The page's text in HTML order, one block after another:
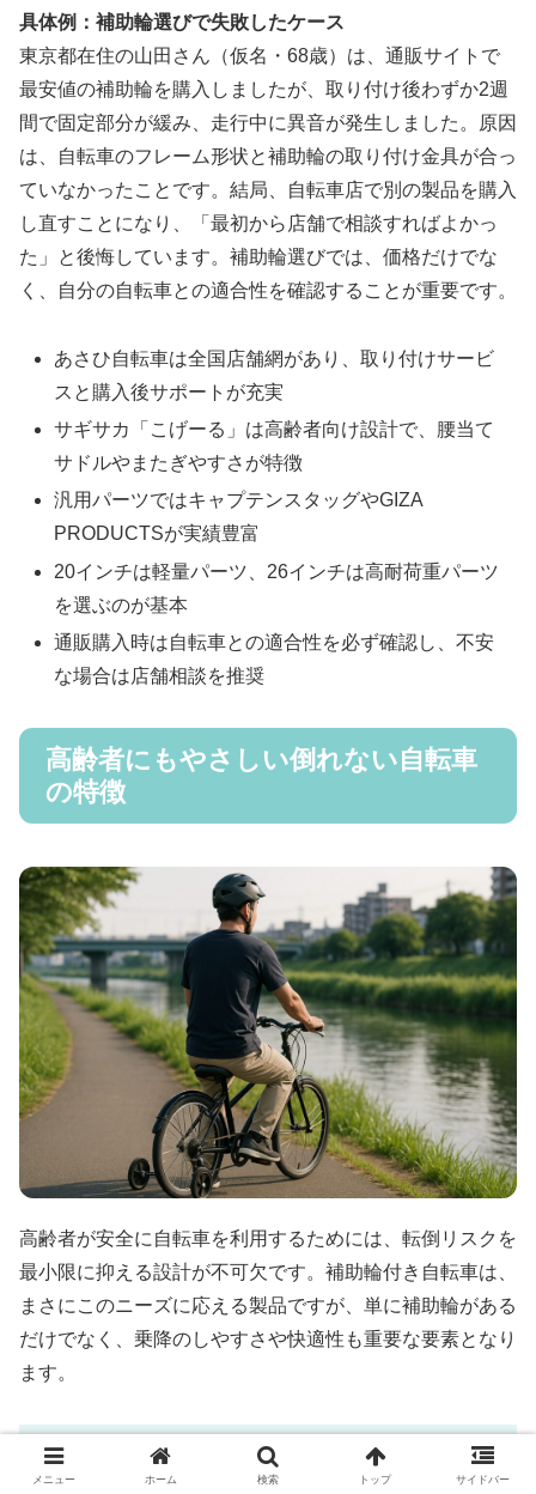
具体例：補助輪選びで失敗したケース
東京都在住の山田さん（仮名・68歳）は、通販サイトで
最安値の補助輪を購入しましたが、取り付け後わずか2週
間で固定部分が緩み、走行中に異音が発生しました。原因
は、自転車のフレーム形状と補助輪の取り付け金具が合っ
ていなかったことです。結局、自転車店で別の製品を購入
し直すことになり、「最初から店舗で相談すればよかっ
た」と後悔しています。補助輪選びでは、価格だけでな
く、自分の自転車との適合性を確認することが重要です。
あさひ自転車は全国店舗網があり、取り付けサービ
スと購入後サポートが充実
サギサカ「こげーる」は高齢者向け設計で、腰当て
サドルやまたぎやすさが特徴
汎用パーツではキャプテンスタッグやGIZA
PRODUCTSが実績豊富
20インチは軽量パーツ、26インチは高耐荷重パーツ
を選ぶのが基本
通販購入時は自転車との適合性を必ず確認し、不安
な場合は店舗相談を推奨
高齢者にもやさしい倒れない自転車
の特徴
高齢者が安全に自転車を利用するためには、転倒リスクを
最小限に抑える設計が不可欠です。補助輪付き自転車は、
まさにこのニーズに応える製品ですが、単に補助輪がある
だけでなく、乗降のしやすさや快適性も重要な要素となり
ます。
倒れない構造のメカニズム
メニュー ホーム 検索 トップ サイドバー